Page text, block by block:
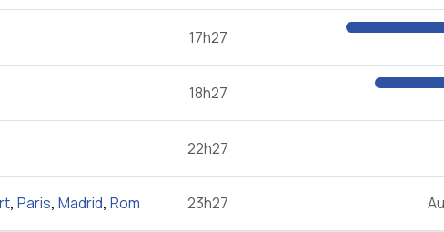
17h27
18h27
22h27
, Paris, Madrid, Rom 23h27